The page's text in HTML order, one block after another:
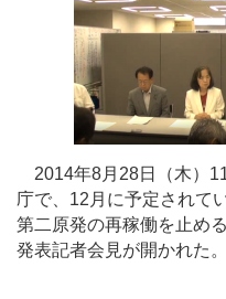
2014年8月28日（木）
庁で、12月に予定されて
第二原発の再稼働を止め
発表記者会見が開かれた。